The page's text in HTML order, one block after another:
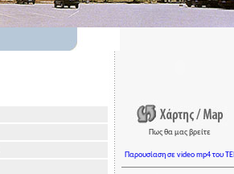
Πως θα μας βρείτε
Παρουσίαση σε video mp4 του TEI